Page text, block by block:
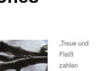
„Treue und
Fleiß
zahlen